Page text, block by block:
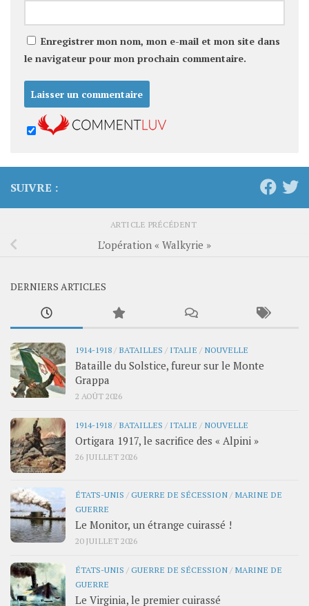
Enregistrer mon nom, mon e-mail et mon site dans
le navigateur pour mon prochain commentaire.
SUIVRE :
ARTICLE PRÉCÉDENT
L’opération « Walkyrie »
DERNIERS ARTICLES
1914-1918/ BATAILLES / ITALIE / NOUVELLE
Bataille du Solstice, fureur sur le Monte
Grappa
2 AOÛT 2026
1914-1918/ BATAILLES / ITALIE / NOUVELLE
Ortigara 1917, le sacrifice des « Alpini »
26 JUILLET 2026
ÉTATS-UNIS /GUERRE DE SÉCESSION/ MARINE DE
GUERRE
Le Monitor, un étrange cuirassé !
20 JUILLET 2026
ÉTATS-UNIS /GUERRE DE SÉCESSION/ MARINE DE
GUERRE
Le Virginia, le premier cuirassé